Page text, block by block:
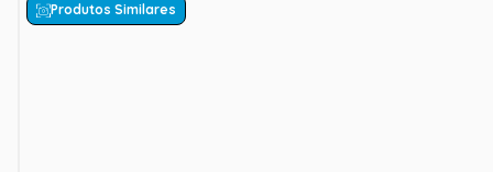
Produtos Similares